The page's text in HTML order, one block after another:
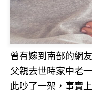
曾有嫁到南部的網
父親去世時家中老
此吵了一架，事實